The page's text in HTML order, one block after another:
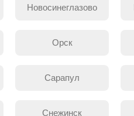
Новосинеглазово
Орск
Сарапул
Снежинск